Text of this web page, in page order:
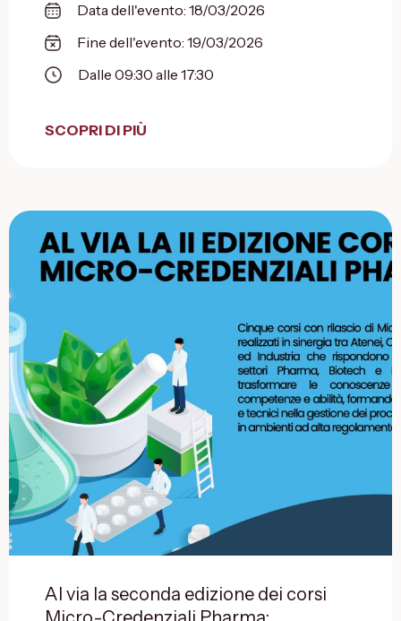
Data dell'evento: 18/03/2026
Fine dell'evento: 19/03/2026
Dalle 09:30 alle 17:30
SCOPRI DI PIÙ
Al via la seconda edizione dei corsi